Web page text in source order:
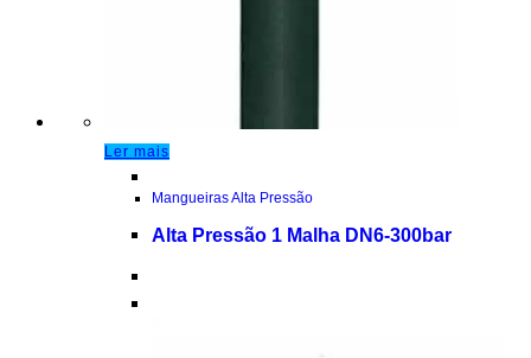
Ler mais
Mangueiras Alta Pressão
Alta Pressão 1 Malha DN6-300bar